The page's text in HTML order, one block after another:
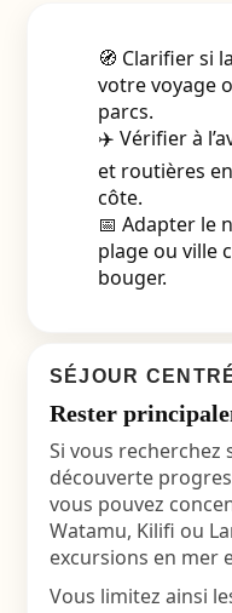
🧭 Clarifier si
votre voyage
parcs.
✈️ Vérifier à
et routières
côte.
📅 Adapter le
plage ou ville
bouger.
SÉJOUR
Rester
Si vous
découverte
vous pouvez
Watamu, Kilifi ou
excursions en mer
Vous limitez ainsi